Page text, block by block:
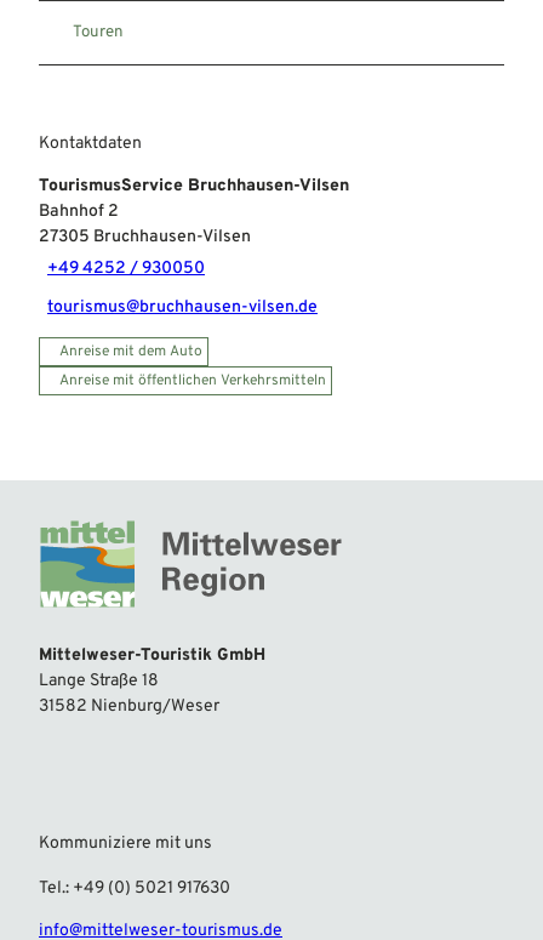
Touren
Kontaktdaten
TourismusService Bruchhausen-Vilsen
Bahnhof 2
27305 Bruchhausen-Vilsen
+49 4252 / 930050
tourismus@bruchhausen-vilsen.de
Anreise mit dem Auto
Anreise mit öffentlichen Verkehrsmitteln
Mittelweser-Touristik GmbH
Lange Straße 18
31582 Nienburg/Weser
Kommuniziere mit uns
Tel.: +49 (0) 5021 917630
info@mittelweser-tourismus.de